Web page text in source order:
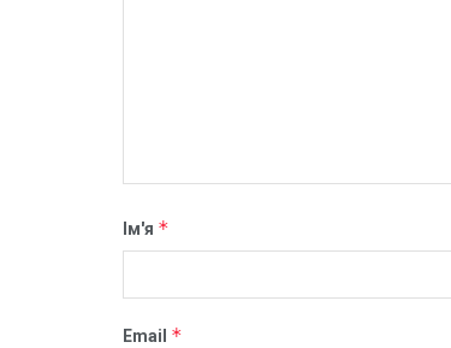
Ім'я *
Email *